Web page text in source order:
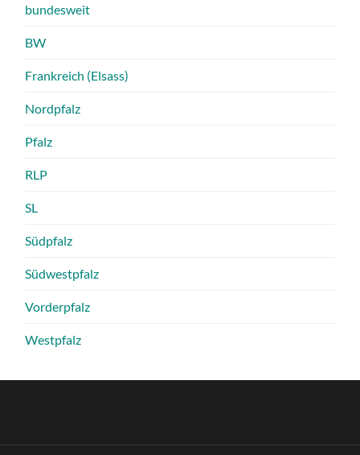
bundesweit
BW
Frankreich (Elsass)
Nordpfalz
Pfalz
RLP
SL
Südpfalz
Südwestpfalz
Vorderpfalz
Westpfalz